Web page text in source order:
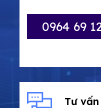
0964 69
Tư